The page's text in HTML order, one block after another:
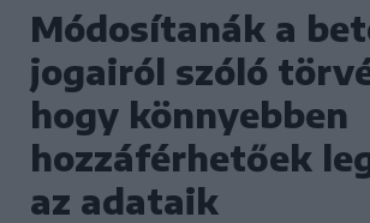
Módosítanák a
jogairól szóló
hogy könnyebben
hozzáférhetőek
az adataik